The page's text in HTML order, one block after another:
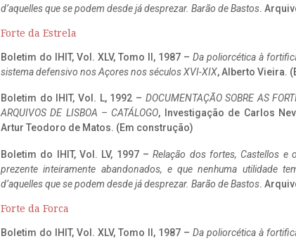
d’aquelles que se podem desde já desprezar. Barão de Bastos.
Forte da Estrela
Boletim do IHIT, Vol. XLV, Tomo II, 1987 – Da poliorcética à
sistema defensivo nos Açores nos séculos XVI-XIX, Alberto Vieira.
Boletim do IHIT, Vol. L, 1992 – DOCUMENTAÇÃO SOBRE AS
ARQUIVOS DE LISBOA – CATÁLOGO, Investigação de Carlos
Artur Teodoro de Matos. (Em construção)
Boletim do IHIT, Vol. LV, 1997 –Relação dos fortes, Castellos e
prezente inteiramente abandonados, e que nenhuma utilidade
d’aquelles que se podem desde já desprezar. Barão de Bastos.
Forte da Forca
Boletim do IHIT, Vol. XLV, Tomo II, 1987 – Da poliorcética à